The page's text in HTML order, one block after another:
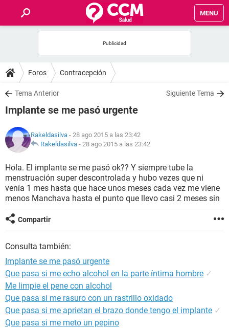
MENU
FOROS
SALUD
FAMILIA
NUTRICIÓN
BIENESTAR
SEXUALIDAD
GLOSARIO
Foros Contracepción
Tema Anterior Siguiente Tema
Implante se me pasó urgente
Rakeldasilva - 28 ago 2015 a las 23:42
Rakeldasilva - 28 ago 2015 a las 23:42
Hola. El implante se me pasó ok?? Y siempre tube la
menstruación super descontrolada y hubo vezes que ni
venía 1 mes hasta que hace unos meses cada vez me viene
menos Manchava hasta el punto que llevo casi 2 meses sin
Compartir
Consulta también:
Implante se me pasó urgente
Que pasa si me echo alcohol en la parte íntima hombre ✓
Me limpie el pene con alcohol
Que pasa si me rasuro con un rastrillo oxidado
Que pasa si me aprietan el brazo donde tengo el implante ✓
Que pasa si me meto un pepino